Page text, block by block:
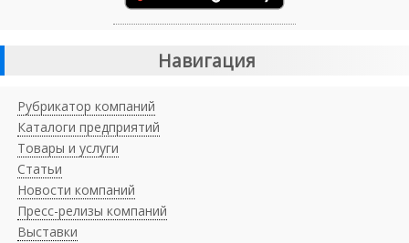
Навигация
Рубрикатор компаний
Каталоги предприятий
Товары и услуги
Статьи
Новости компаний
Пресс-релизы компаний
Выставки